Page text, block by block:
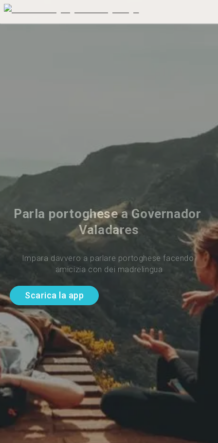
Parla portoghese a Governador
Valadares
Impara davvero a parlare portoghese facendo
amicizia con dei madrelingua
Scarica la app